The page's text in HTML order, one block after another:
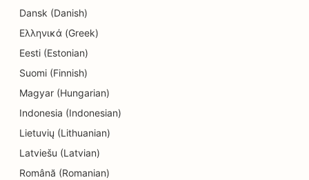
Elektronik Mağazaları için SEO
Mühendislik Firmaları için SEO
Eğlence ve Rekreasyon için SEO
Kaçış Odaları için SEO
Etnik Restoranlar için EO
Dansk (Danish)
Ελληνικά (Greek)
Eesti (Estonian)
Suomi (Finnish)
Magyar (Hungarian)
Indonesia (Indonesian)
Lietuvių (Lithuanian)
Latviešu (Latvian)
Română (Romanian)